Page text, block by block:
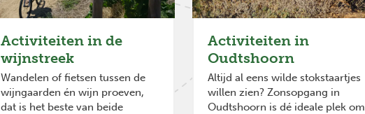
Activiteiten in de
wijnstreek
Wandelen of fietsen tussen de
wijngaarden én wijn proeven,
dat is het beste van beide
Activiteiten in
Oudtshoorn
Altijd al eens wilde stokstaartjes
willen zien? Zonsopgang in
Oudtshoorn is dé ideale plek om